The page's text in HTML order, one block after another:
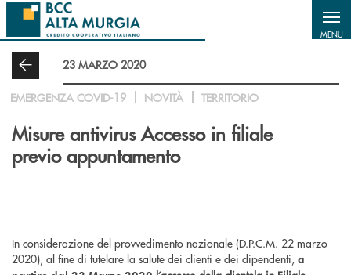
Salta al contenuto principale
MENU
23 MARZO 2020
EMERGENZA COVID-19 NOVITÀ TERRITORIO
Misure antivirus Accesso in filiale
previo appuntamento
In considerazione del provvedimento nazionale (D.P.C.M. 22 marzo
2020), al fine di tutelare la salute dei clienti e dei dipendenti, a